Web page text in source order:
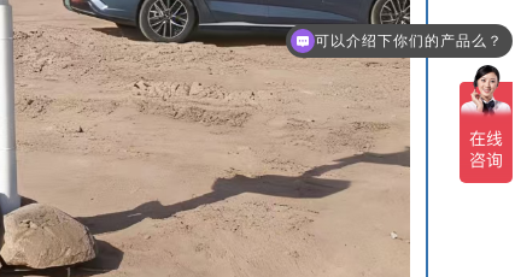
可以介绍下你们的产品么？